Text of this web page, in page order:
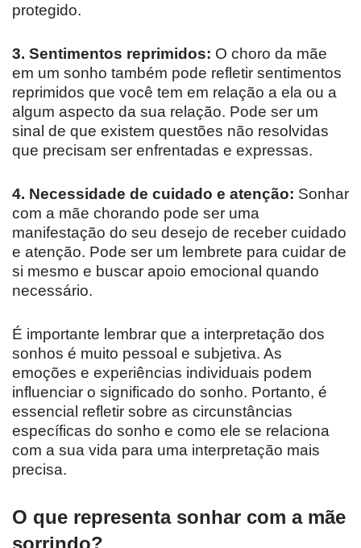
protegido.
3. Sentimentos reprimidos: O choro da mãe
em um sonho também pode refletir sentimentos
reprimidos que você tem em relação a ela ou a
algum aspecto da sua relação. Pode ser um
sinal de que existem questões não resolvidas
que precisam ser enfrentadas e expressas.
4. Necessidade de cuidado e atenção: Sonhar
com a mãe chorando pode ser uma
manifestação do seu desejo de receber cuidado
e atenção. Pode ser um lembrete para cuidar de
si mesmo e buscar apoio emocional quando
necessário.
É importante lembrar que a interpretação dos
sonhos é muito pessoal e subjetiva. As
emoções e experiências individuais podem
influenciar o significado do sonho. Portanto, é
essencial refletir sobre as circunstâncias
específicas do sonho e como ele se relaciona
com a sua vida para uma interpretação mais
precisa.
O que representa sonhar com a mãe
sorrindo?